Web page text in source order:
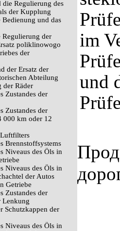
Regulierung des
der Kupplung
und das
der
poliklinowogo
der
der Ersatz der
Abteilung
der Räder
Zustandes der
Zustandes der
000 km oder 12
Brennstoffsystems
Niveaus des Öls in
Niveaus des Öls in
der Autos
Getriebe
Zustandes der
Lenkung
Schutzkappen der
Niveaus des Öls in
im
und